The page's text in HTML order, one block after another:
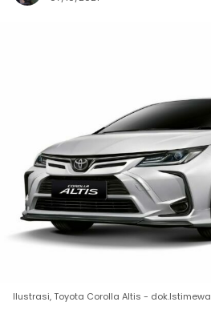
Ilustrasi, Toyota Corolla Altis - dok.Istimewa